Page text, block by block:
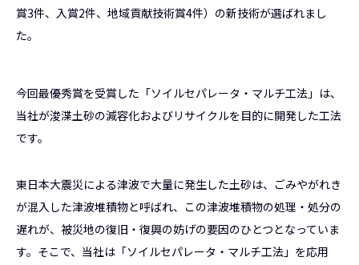
賞3件、入賞2件、地域貢献技術賞4件）の新技術が選ばれまし
た。
今回最優秀賞を受賞した「ソイルセパレータ・マルチ工法」は、
当社が浚渫土砂の減容化およびリサイクルを目的に開発した工法
です。
東日本大震災による津波で大量に発生した土砂は、ごみやがれき
が混入した津波堆積物と呼ばれ、この津波堆積物の処理・処分の
遅れが、被災地の復旧・復興の妨げの要因のひとつとなっていま
す。そこで、当社は「ソイルセパレータ・マルチ工法」を応用